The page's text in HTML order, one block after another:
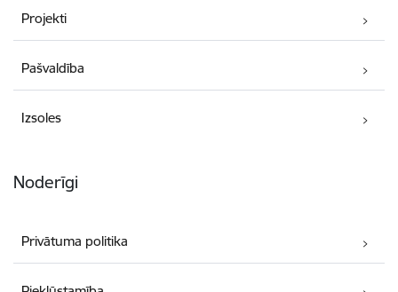
Projekti
Pašvaldība
Izsoles
Noderīgi
Privātuma politika